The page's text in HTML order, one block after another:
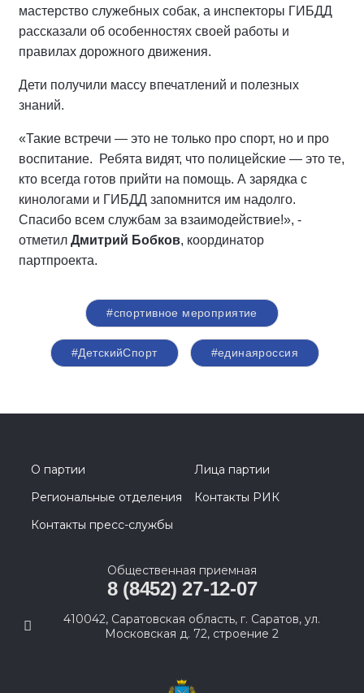
мастерство служебных собак, а инспекторы ГИБДД
рассказали об особенностях своей работы и
правилах дорожного движения.
Дети получили массу впечатлений и полезных
знаний.
«Такие встречи — это не только про спорт, но и про
воспитание. Ребята видят, что полицейские — это те,
кто всегда готов прийти на помощь. А зарядка с
кинологами и ГИБДД запомнится им надолго.
Спасибо всем службам за взаимодействие!», -
отметил Дмитрий Бобков, координатор
партпроекта.
#спортивное мероприятие
#ДетскийСпорт #единаяроссия
О партии
Лица партии
Региональные отделения
Контакты РИК
Контакты пресс-службы
Общественная приемная
8 (8452) 27-12-07
410042, Саратовская область, г. Саратов, ул.
Московская д. 72, строение 2